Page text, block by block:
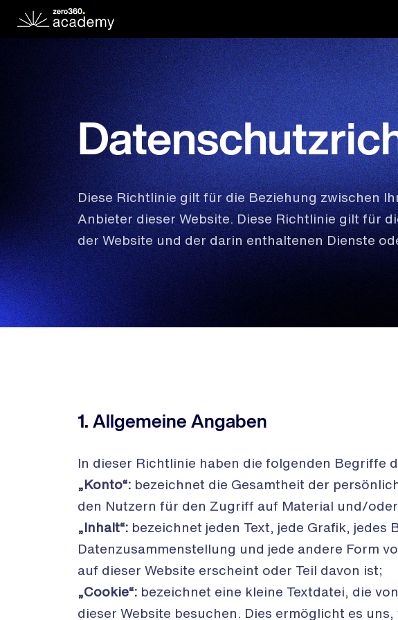
Diese Richtlinie gilt für die Beziehung zwischen
Anbieter dieser Website. Diese Richtlinie gilt für
der Website und der darin enthaltenen Dienste
1. Allgemeine Angaben
In dieser Richtlinie haben die folgenden Begriffe
„Konto“: bezeichnet die Gesamtheit der
den Nutzern für den Zugriff auf Material und/
„Inhalt“: bezeichnet jeden Text, jede Grafik, jedes
Datenzusammenstellung und jede andere Form
auf dieser Website erscheint oder Teil davon ist;
„Cookie“: bezeichnet eine kleine Textdatei, die von
dieser Website besuchen. Dies ermöglicht es